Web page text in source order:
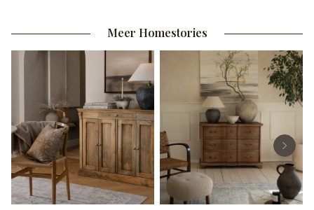
Meer Homestories